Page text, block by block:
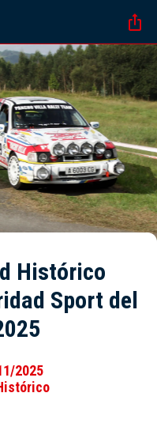
Histórico
Sport del
2025